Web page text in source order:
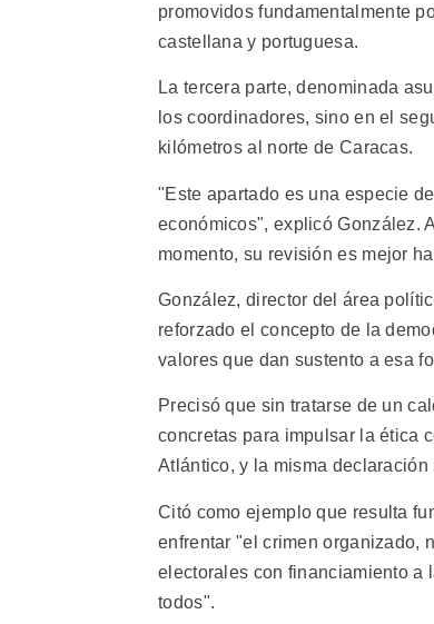
promovidos fundamentalmente
castellana y portuguesa.
La tercera parte, denominada
los coordinadores, sino en el
kilómetros al norte de Caracas.
"Este apartado es una especie
económicos", explicó González.
momento, su revisión es mejor
González, director del área
reforzado el concepto de la
valores que dan sustento a esa
Precisó que sin tratarse de un
concretas para impulsar la ética
Atlántico, y la misma
Citó como ejemplo que resulta
enfrentar "el crimen organizado,
electorales con financiamiento a
todos".